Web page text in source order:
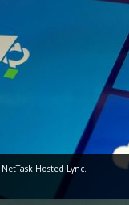
Hosted Lync.